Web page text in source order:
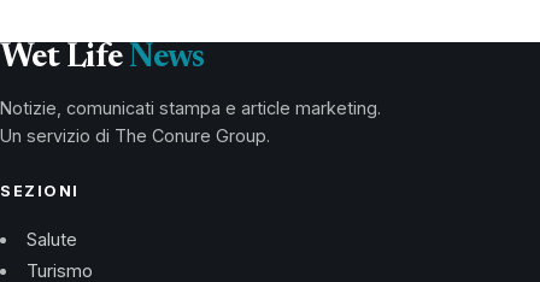
Wet Life News
Notizie, comunicati stampa e article marketing.
Un servizio di The Conure Group.
SEZIONI
Salute
Turismo